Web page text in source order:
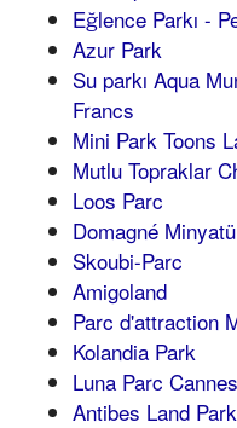
Eğlence Parkı -
Azur Park
Su parkı Aqua
Francs
Mini Park Toons
Mutlu Topraklar
Loos Parc
Domagné
Skoubi-Parc
Amigoland
Parc d'attraction
Kolandia Park
Luna Parc Cannes
Antibes Land